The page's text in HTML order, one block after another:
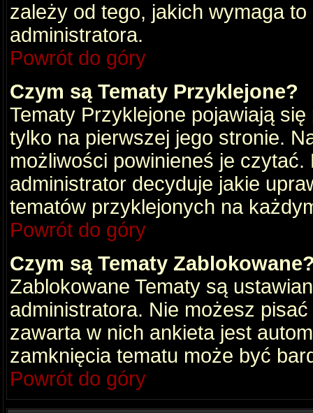
zależy od tego, jakich wymaga
administratora.
Powrót do góry
Czym są Tematy Przyklejone?
Tematy Przyklejone pojawiają
tylko na pierwszej jego stronie.
możliwości powinieneś je czytać.
administrator decyduje jakie
tematów przyklejonych na
Powrót do góry
Czym są Tematy
Zablokowane Tematy są
administratora. Nie możesz
zawarta w nich ankieta jest
zamknięcia tematu może być
Powrót do góry